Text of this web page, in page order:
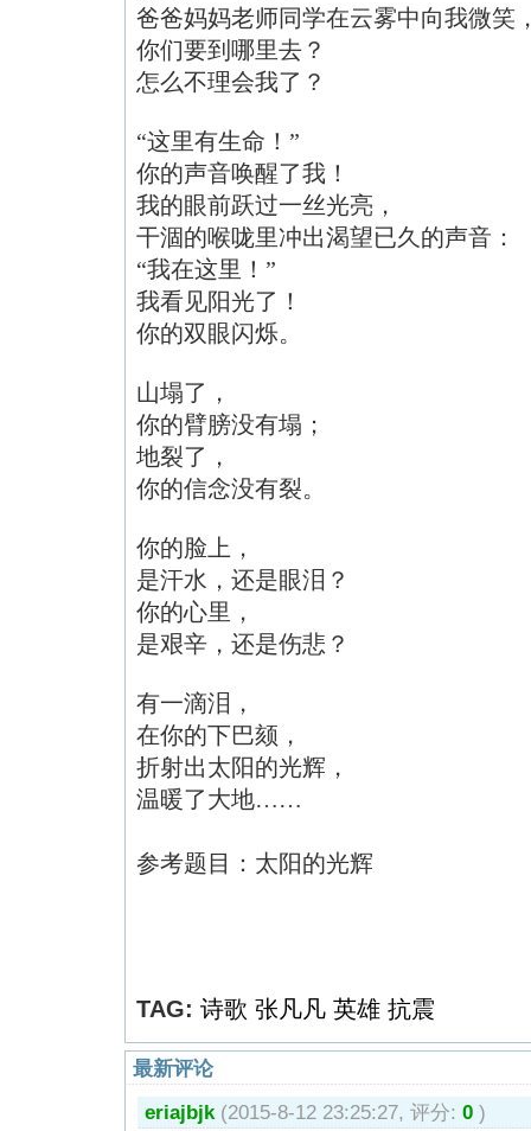
爸爸妈妈老师同学在云雾中向我微笑
你们要到哪里去？
怎么不理会我了？
“这里有生命！”
你的声音唤醒了我！
我的眼前跃过一丝光亮，
干涸的喉咙里冲出渴望已久的声音：
“我在这里！”
我看见阳光了！
你的双眼闪烁。
山塌了，
你的臂膀没有塌；
地裂了，
你的信念没有裂。
你的脸上，
是汗水，还是眼泪？
你的心里，
是艰辛，还是伤悲？
有一滴泪，
在你的下巴颏，
折射出太阳的光辉，
温暖了大地……
参考题目：太阳的光辉
TAG: 诗歌 张凡凡 英雄 抗震
最新评论
eriajbjk (2015-8-12 23:25:27, 评分: 0 )